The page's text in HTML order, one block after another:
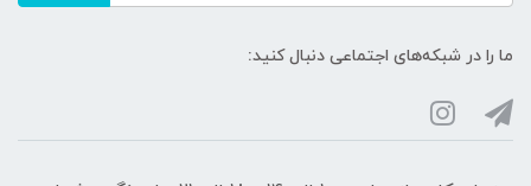
ما را در شبکه‌های اجتماعی دنبال کنید: